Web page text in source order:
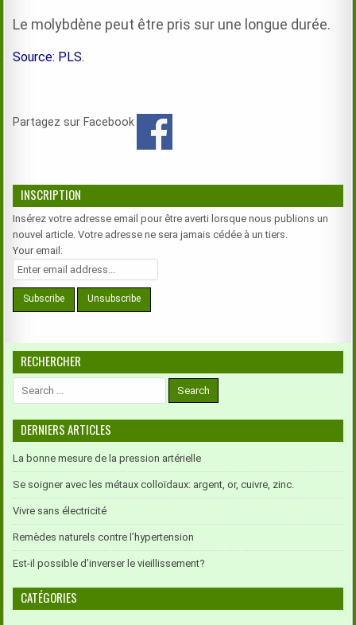
Le molybdène peut être pris sur une longue durée.
Source: PLS.
Partagez sur Facebook
INSCRIPTION
Insérez votre adresse email pour être averti lorsque nous publions un
nouvel article. Votre adresse ne sera jamais cédée à un tiers.
Your email:
RECHERCHER
DERNIERS ARTICLES
La bonne mesure de la pression artérielle
Se soigner avec les métaux colloïdaux: argent, or, cuivre, zinc.
Vivre sans électricité
Remèdes naturels contre l’hypertension
Est-il possible d’inverser le vieillissement?
CATÉGORIES